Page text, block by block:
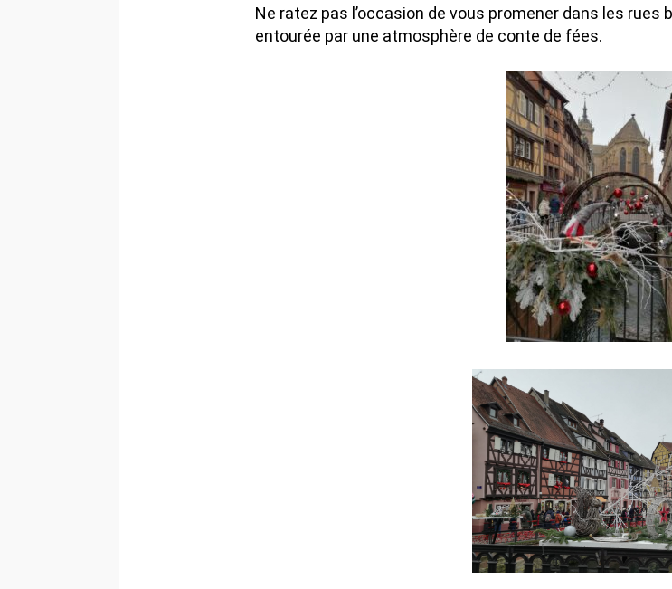
Ne ratez pas l’occasion de vous promener dans les
entourée par une atmosphère de conte de fées.